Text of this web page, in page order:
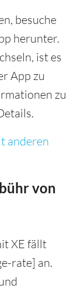
besuche
herunter.
ist es
App zu
zu
anderen
von
XE fällt
rate] an.